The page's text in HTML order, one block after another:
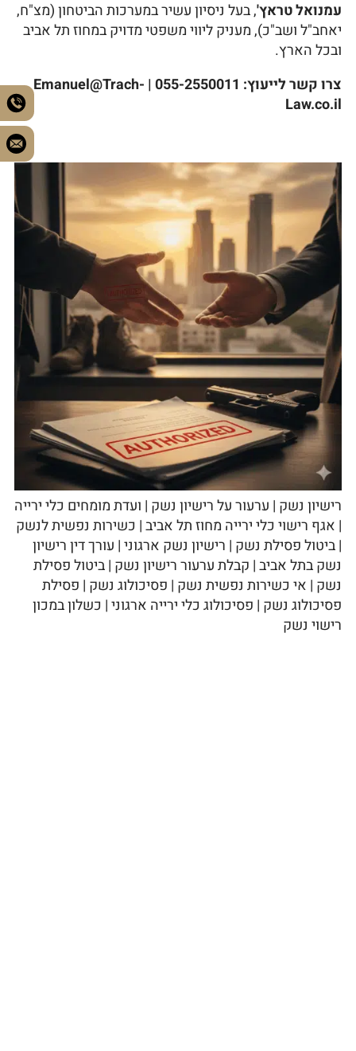
עמנואל טראץ', בעל ניסיון עשיר במערכות הביטחון (מצ"ח,
יאחב"ל ושב"כ), מעניק ליווי משפטי מדויק במחוז תל אביב
ובכל הארץ.
צרו קשר לייעוץ: 055-2550011 | Emanuel@Trach-
Law.co.il
רישיון נשק | ערעור על רישיון נשק | ועדת מומחים כלי ירייה
| אגף רישוי כלי ירייה מחוז תל אביב | כשירות נפשית לנשק
| ביטול פסילת נשק | רישיון נשק ארגוני | עורך דין רישיון
נשק בתל אביב | קבלת ערעור רישיון נשק | ביטול פסילת
נשק | אי כשירות נפשית נשק | פסיכולוג נשק | פסילת
פסיכולוג נשק | פסיכולוג כלי ירייה ארגוני | כשלון במכון
רישוי נשק